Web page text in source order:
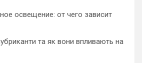
освещение: от чего зависит
та як вони впливають на